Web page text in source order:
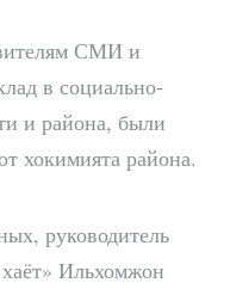
СМИ и
в социально-
и района, были
хокимията района.
руководитель
Ильхомжон